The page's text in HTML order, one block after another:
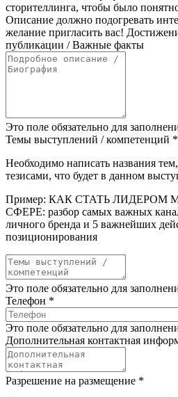
сторителлинга, чтобы было
Описание должно подогревать
желание пригласить вас!
публикации / Важные факты
Это поле обязательно для
Темы выступлений / компетенций *
Необходимо написать названия
тезисами, что будет в данном
Пример: КАК СТАТЬ ЛИДЕРОМ
СФЕРЕ: разбор самых важных
личного бренда и 5 важнейших
позиционирования
Это поле обязательно для
Телефон *
Это поле обязательно для
Дополнительная контактная
Разрешение на размещение *